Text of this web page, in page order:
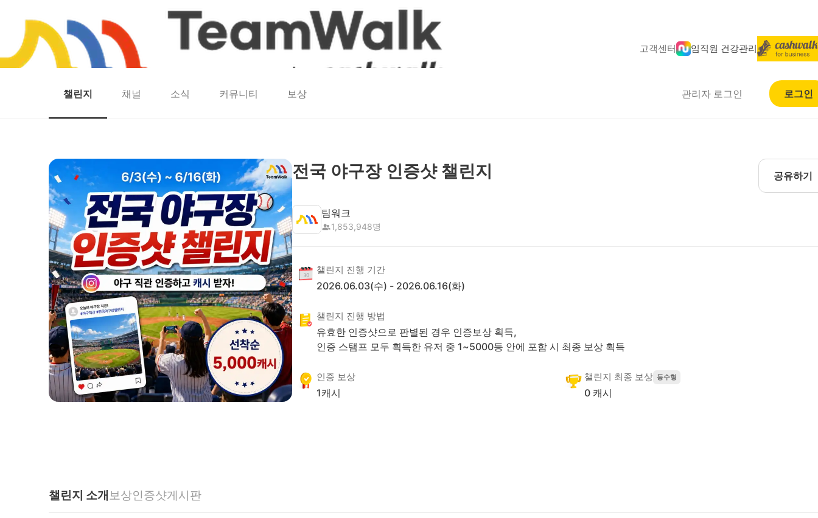
고객센터 임직원 건강관리
런마일 모두의챌린지 캐시로또 캐시딜
챌린지 채널 소식 커뮤니티 보상 관리자 로그인 로그인
전국 야구장 인증샷 챌린지 공유하기
팀워크
1,853,948명
챌린지 진행 기간
2026.06.03(수) - 2026.06.16(화)
챌린지 진행 방법
유효한 인증샷으로 판별된 경우 인증보상 획득,
인증 스탬프 모두 획득한 유저 중 1~5000등 안에 포함 시 최종 보상 획득
인증 보상
1캐시
챌린지 최종 보상 등수형
0 캐시
챌린지 소개 보상인증샷게시판